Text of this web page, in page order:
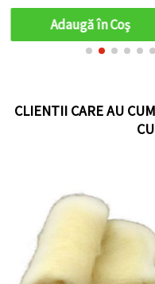
proiecte DIY
Adaugă în Coş
CLIENTII CARE AU